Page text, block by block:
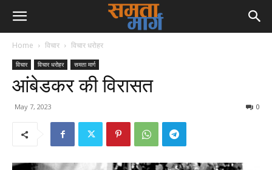
Home विचार विचार धरोहर
विचार विचार धरोहर समता मार्ग
आंबेडकर की विरासत
May 7, 2023 0